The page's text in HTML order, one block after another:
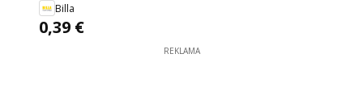
Billa
0,39 €
REKLAMA